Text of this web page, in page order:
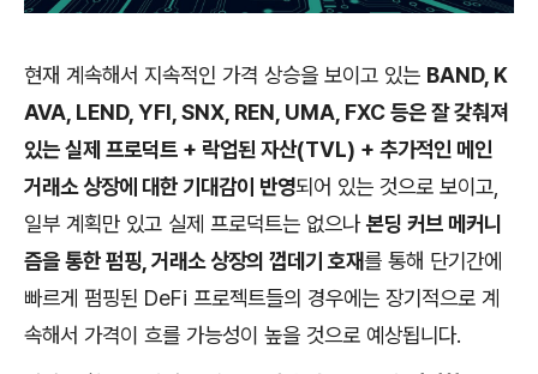
현재 계속해서 지속적인 가격 상승을 보이고 있는 BAND, K
AVA, LEND, YFI, SNX, REN, UMA, FXC 등은 잘 갖춰져
있는 실제 프로덕트 + 락업된 자산(TVL) + 추가적인 메인
거래소 상장에 대한 기대감이 반영되어 있는 것으로 보이고,
일부 계획만 있고 실제 프로덕트는 없으나 본딩 커브 메커니
즘을 통한 펌핑, 거래소 상장의 껍데기 호재를 통해 단기간에
빠르게 펌핑된 DeFi 프로젝트들의 경우에는 장기적으로 계
속해서 가격이 흐를 가능성이 높을 것으로 예상됩니다.